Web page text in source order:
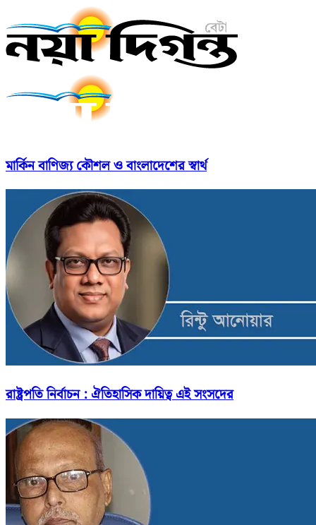
মার্কিন বাণিজ্য কৌশল ও বাংলাদেশের স্বার্থ
রাষ্ট্রপতি নির্বাচন : ঐতিহাসিক দায়িত্ব এই সংসদের